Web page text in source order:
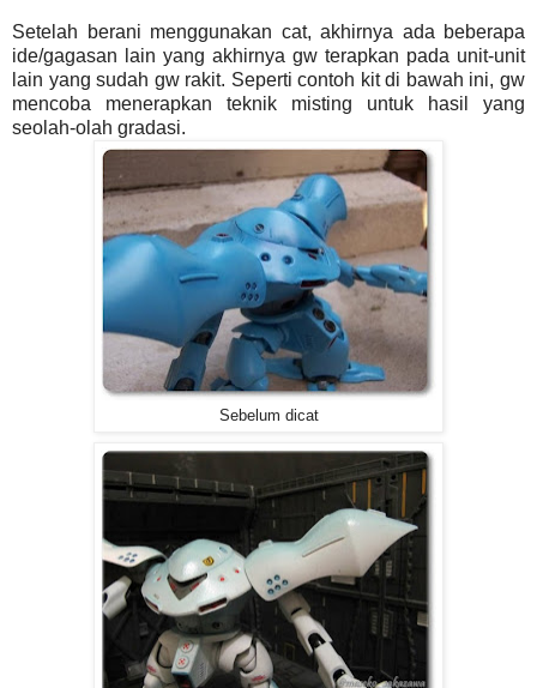
Setelah berani menggunakan cat, akhirnya ada beberapa
ide/gagasan lain yang akhirnya gw terapkan pada unit-unit
lain yang sudah gw rakit. Seperti contoh kit di bawah ini, gw
mencoba menerapkan teknik misting untuk hasil yang
seolah-olah gradasi.
Sebelum dicat